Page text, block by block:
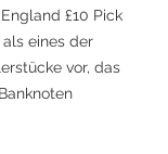
£10 Pick
als eines der
vor, das